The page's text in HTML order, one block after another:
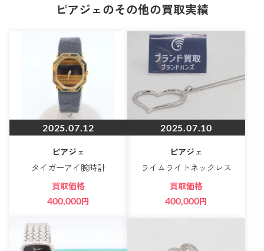
ピアジェのその他の買取実績
2025.07.12
ピアジェ
タイガーアイ腕時計
買取価格
400,000円
2025.07.10
ピアジェ
ライムライトネックレス
買取価格
400,000円